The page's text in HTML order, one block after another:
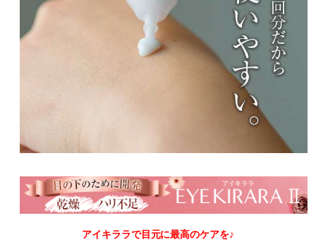
アイキララで目元に最高のケアを♪